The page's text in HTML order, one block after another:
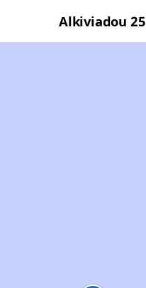
Alkiviadou